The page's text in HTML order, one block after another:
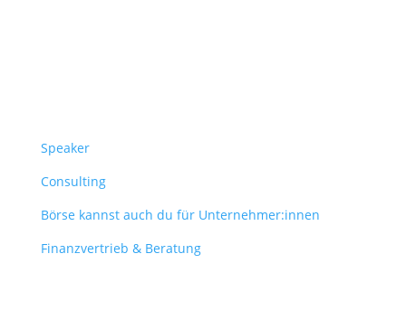
Speaker
Consulting
Börse kannst auch du für Unternehmer:innen
Finanzvertrieb & Beratung